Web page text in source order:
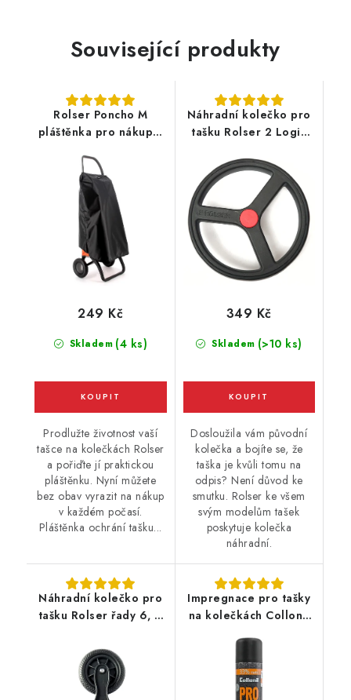
Související produkty
Rolser Poncho M
pláštěnka pro nákupní
černá
Skladem (4 ks)
249 Kč
Prodlužte životnost vaší
tašce na kolečkách Rolser
a pořiďte jí praktickou
pláštěnku. Nyní můžete
bez obav vyrazit na nákup
v každém počasí.
Pláštěnka ochrání tašku...
Náhradní kolečko pro
tašku Rolser 2 Logic
Skladem (>10 ks)
349 Kč
Dosloužila vám původní
kolečka a bojíte se, že
taška je kvůli tomu na
odpis? Není důvod ke
smutku. Rolser ke všem
svým modelům tašek
poskytuje kolečka
náhradní.
Náhradní kolečko pro
tašku Rolser řady 6, 6
Impregnace pro tašky
na kolečkách Collonil